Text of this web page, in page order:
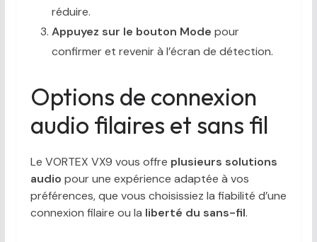
réduire.
Appuyez sur le bouton Mode pour
confirmer et revenir à l’écran de détection.
Options de connexion
audio filaires et sans fil
Le VORTEX VX9 vous offre plusieurs solutions
audio pour une expérience adaptée à vos
préférences, que vous choisissiez la fiabilité d’une
connexion filaire ou la liberté du sans-fil.